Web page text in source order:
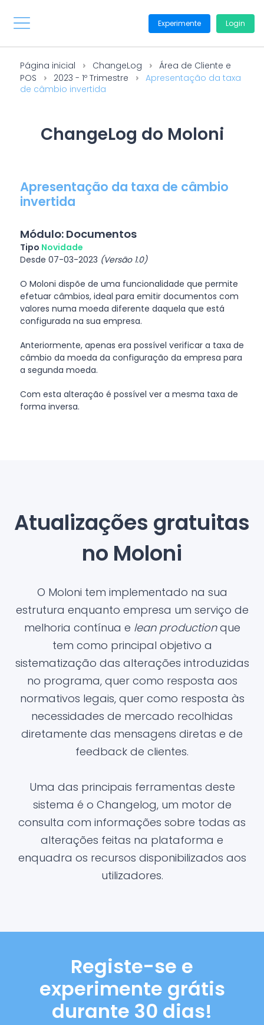
Experimente Login
Página inicial ChangeLog
Área de Cliente e
POS
2023 - 1º Trimestre
Apresentação da taxa
de câmbio invertida
ChangeLog do Moloni
Apresentação da taxa de câmbio
invertida
Módulo: Documentos
Tipo Novidade
Desde 07-03-2023 (Versão 1.0)
O Moloni dispõe de uma funcionalidade que permite
efetuar câmbios, ideal para emitir documentos com
valores numa moeda diferente daquela que está
configurada na sua empresa.
Anteriormente, apenas era possível verificar a taxa de
câmbio da moeda da configuração da empresa para
a segunda moeda.
Com esta alteração é possível ver a mesma taxa de
forma inversa.
Atualizações gratuitas
no Moloni
O Moloni tem implementado na sua
estrutura enquanto empresa um serviço de
melhoria contínua e lean productionque
tem como principal objetivo a
sistematização das alterações introduzidas
no programa, quer como resposta aos
normativos legais, quer como resposta às
necessidades de mercado recolhidas
diretamente das mensagens diretas e de
feedback de clientes.
Uma das principais ferramentas deste
sistema é o Changelog, um motor de
consulta com informações sobre todas as
alterações feitas na plataforma e
enquadra os recursos disponibilizados aos
utilizadores.
Registe-se e
experimente grátis
durante 30 dias!